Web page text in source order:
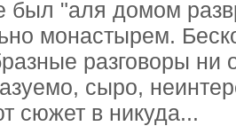
был "аля домом
монастырем.
разговоры ни
сыро,
сюжет в никуда...